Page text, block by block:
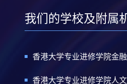
我们的学校及附属
香港大学专业进修学院金
香港大学专业进修学院人